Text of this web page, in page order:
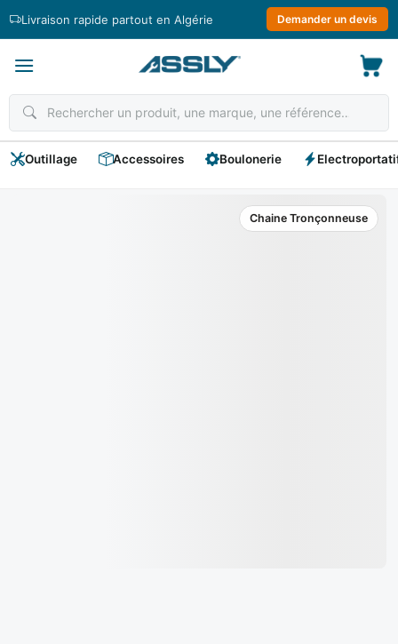
Livraison rapide partout en Algérie Demander un devis
Outillage Accessoires Boulonerie
Chaine Tronçonneuse